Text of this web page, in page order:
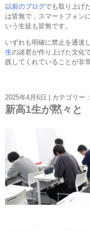
以前のブログでも取り上げ
は皆無で，スマートフォン
いう生徒も皆無です。
いずれも明確に禁止を通達
生の諸君が作り上げた文化
践してくれていることが非
2025年4月6日 カテゴリー :
新高1生が黙々と